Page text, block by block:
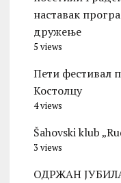
наставак
дружење
5 views
Пети фестивал
Костолцу
4 views
Šahovski klub
3 views
ОДРЖАН